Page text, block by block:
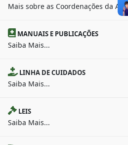
Mais sobre as Coordenações da APS
MANUAIS E PUBLICAÇÕES
Saiba Mais...
LINHA DE CUIDADOS
Saiba Mais...
LEIS
Saiba Mais...